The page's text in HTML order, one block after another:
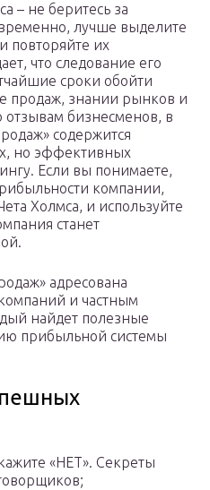
– не беритесь за
лучше выделите
повторяйте их
что следование его
сроки обойти
продаж, знании рынков и
бизнесменов, в
содержится
но эффективных
Если вы понимаете,
компании,
Холмса, и используйте
станет
адресована
и частным
найдет полезные
прибыльной системы
«НЕТ». Секреты